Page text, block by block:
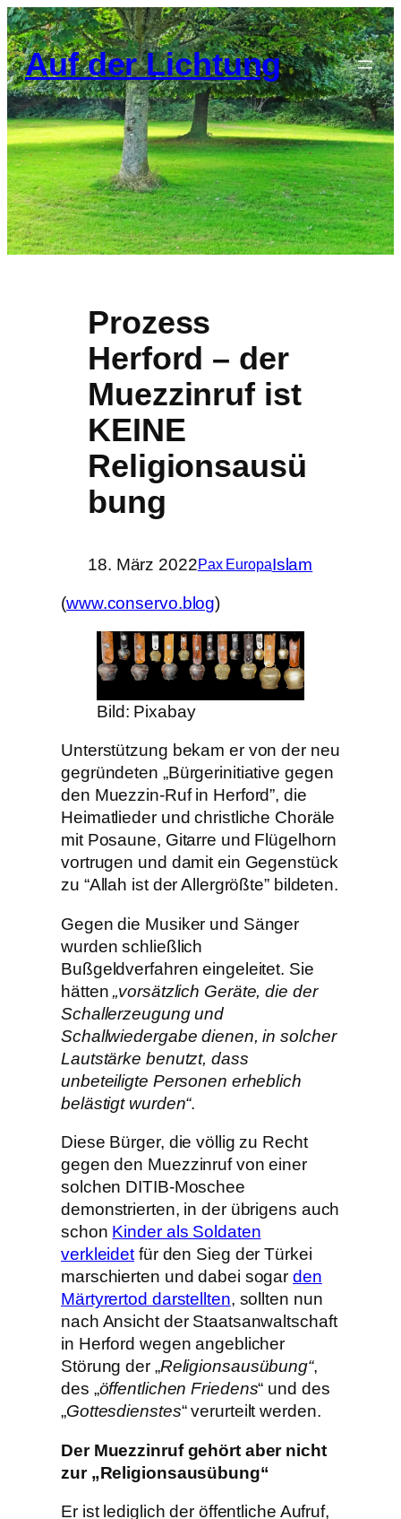
Zum
Inhalt
springen
Auf der Lichtung
Prozess
Herford – der
Muezzinruf ist
KEINE
Religionsausü
bung
18. März 2022Pax EuropaIslam
(www.conservo.blog)
Bild: Pixabay
Unterstützung bekam er von der neu
gegründeten „Bürgerinitiative gegen
den Muezzin-Ruf in Herford”, die
Heimatlieder und christliche Choräle
mit Posaune, Gitarre und Flügelhorn
vortrugen und damit ein Gegenstück
zu “Allah ist der Allergrößte” bildeten.
Gegen die Musiker und Sänger
wurden schließlich
Bußgeldverfahren eingeleitet. Sie
hätten„vorsätzlich Geräte, die der
Schallerzeugung und
Schallwiedergabe dienen, in solcher
Lautstärke benutzt, dass
unbeteiligte Personen erheblich
belästigt wurden“.
Diese Bürger, die völlig zu Recht
gegen den Muezzinruf von einer
solchen DITIB-Moschee
demonstrierten, in der übrigens auch
schon Kinder als Soldaten
verkleidetfür den Sieg der Türkei
marschierten und dabei sogarden
Märtyrertod darstellten, sollten nun
nach Ansicht der Staatsanwaltschaft
in Herford wegen angeblicher
Störung der „Religionsausübung“,
des „öffentlichen Friedens“ und des
„Gottesdienstes“ verurteilt werden.
Der Muezzinruf gehört aber nicht
zur „Religionsausübung“
Er ist lediglich der öffentliche Aufruf,